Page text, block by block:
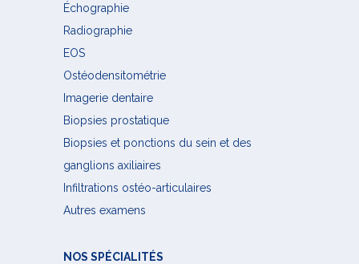
Échographie
Radiographie
EOS
Ostéodensitométrie
Imagerie dentaire
Biopsies prostatique
Biopsies et ponctions du sein et des
ganglions axiliaires
Infiltrations ostéo-articulaires
Autres examens
NOS SPÉCIALITÉS